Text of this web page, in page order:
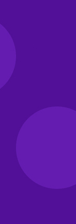
Feste a tema Colori